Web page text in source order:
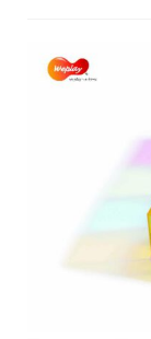
Zahlungsarten
Kisus
Kontakt
Log In /